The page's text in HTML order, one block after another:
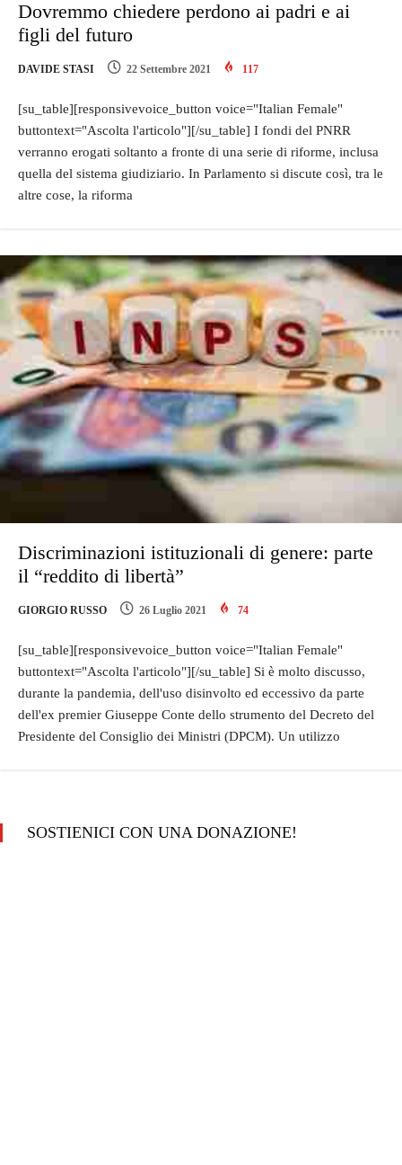
Dovremmo chiedere perdono ai padri e ai
figli del futuro
DAVIDE STASI 22 Settembre 2021 117
[su_table][responsivevoice_button voice="Italian Female"
buttontext="Ascolta l'articolo"][/su_table] I fondi del PNRR
verranno erogati soltanto a fronte di una serie di riforme, inclusa
quella del sistema giudiziario. In Parlamento si discute così, tra le
altre cose, la riforma
Discriminazioni istituzionali di genere: parte
il “reddito di libertà”
GIORGIO RUSSO 26 Luglio 2021 74
[su_table][responsivevoice_button voice="Italian Female"
buttontext="Ascolta l'articolo"][/su_table] Si è molto discusso,
durante la pandemia, dell'uso disinvolto ed eccessivo da parte
dell'ex premier Giuseppe Conte dello strumento del Decreto del
Presidente del Consiglio dei Ministri (DPCM). Un utilizzo
SOSTIENICI CON UNA DONAZIONE!